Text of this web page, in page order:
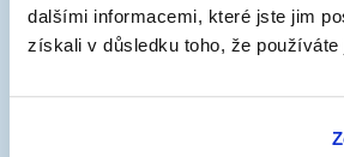
dalšími informacemi, které jste jim
získali v důsledku toho, že používáte